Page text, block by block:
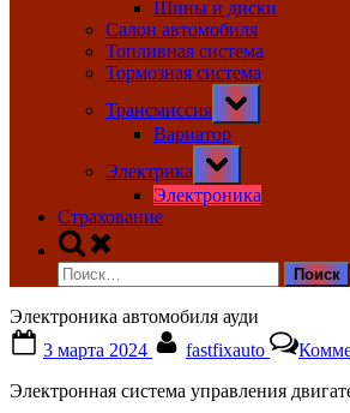
Шины и диски
Салон автомобиля
Топливная система
Тормозная система
Трансмиссия
Toggle
sub-
menu
Вариатор
Электрика
Toggle
sub-
menu
Электроника
Страхование
Toggle
search
form
Найти:
Электроника автомобиля ауди
on
3 марта 2024 fastfixauto
Электронная система управления